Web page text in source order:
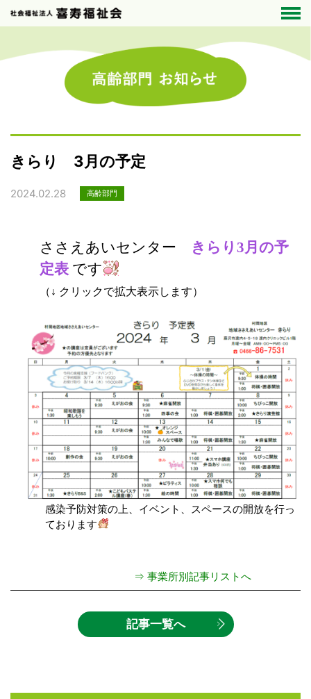
きらり 3月の予定
2024.02.28 高齢部門
ささえあいセンター
きらり3月の予
定表 です
（↓ クリックで拡大表示します）
感染予防対策の上、イベント、スペースの開放を行っ
ております
⇒ 事業所別記事リストへ
記事一覧へ